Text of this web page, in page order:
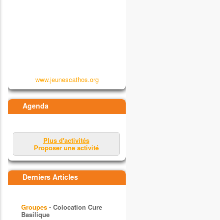
www.jeunescathos.org
Agenda
Plus d'activités
Proposer une activité
Derniers Articles
Groupes - Colocation Cure
Basilique